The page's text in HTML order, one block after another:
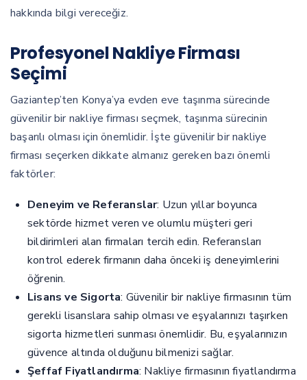
hakkında bilgi vereceğiz.
Profesyonel Nakliye Firması
Seçimi
Gaziantep’ten Konya’ya evden eve taşınma sürecinde
güvenilir bir nakliye firması seçmek, taşınma sürecinin
başarılı olması için önemlidir. İşte güvenilir bir nakliye
firması seçerken dikkate almanız gereken bazı önemli
faktörler:
Deneyim ve Referanslar: Uzun yıllar boyunca
sektörde hizmet veren ve olumlu müşteri geri
bildirimleri alan firmaları tercih edin. Referansları
kontrol ederek firmanın daha önceki iş deneyimlerini
öğrenin.
Lisans ve Sigorta: Güvenilir bir nakliye firmasının tüm
gerekli lisanslara sahip olması ve eşyalarınızı taşırken
sigorta hizmetleri sunması önemlidir. Bu, eşyalarınızın
güvence altında olduğunu bilmenizi sağlar.
Şeffaf Fiyatlandırma: Nakliye firmasının fiyatlandırma